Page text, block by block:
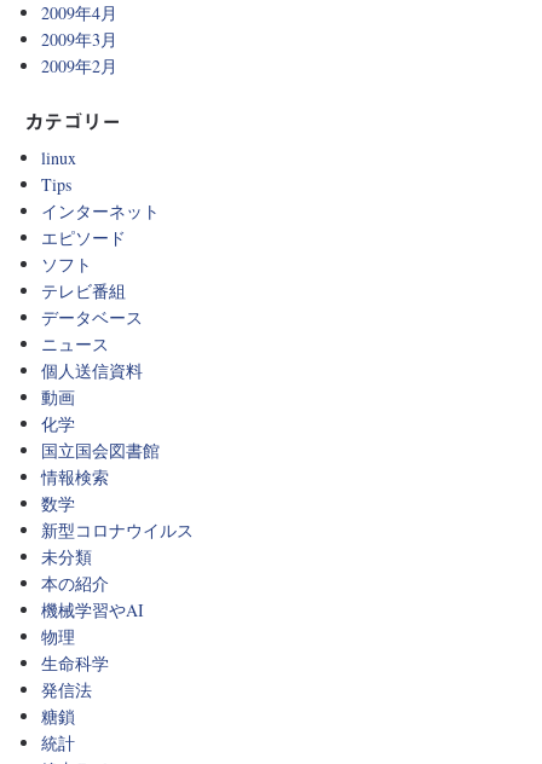
2009年4月
2009年3月
2009年2月
カテゴリー
linux
Tips
インターネット
エピソード
ソフト
テレビ番組
データベース
ニュース
個人送信資料
動画
化学
国立国会図書館
情報検索
数学
新型コロナウイルス
未分類
本の紹介
機械学習やAI
物理
生命科学
発信法
糖鎖
統計